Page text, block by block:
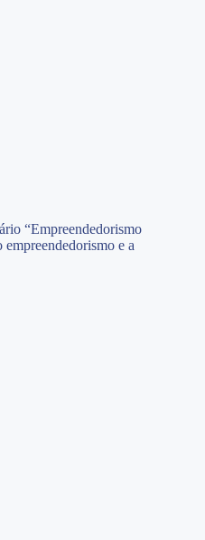
“Empreendedorismo
e a